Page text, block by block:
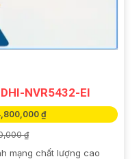
NVR5432-EI
₫
₫
mạng chất lượng cao